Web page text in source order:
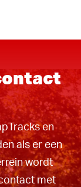
en
als er een
wordt
met